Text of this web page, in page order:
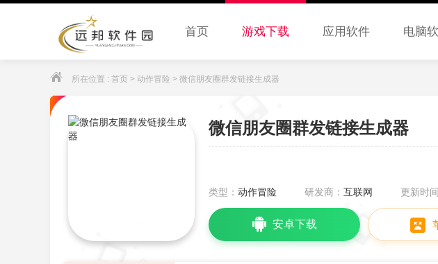
首页 游戏下载 应用软件 电脑
所在位置 : 首页 > 动作冒险 > 微信朋友圈群发链接生成器
微信朋友圈群发链接生成器
类型： 动作冒险 研发商： 互联网 更新时间
安卓下载